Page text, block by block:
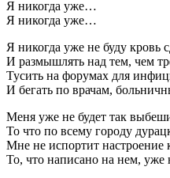
Я никогда уже…
Я никогда уже…
Я никогда уже не буду кровь
И размышлять над тем, чем
Тусить на форумах для
И бегать по врачам,
Меня уже не будет так
То что по всему городу
Мне не испортит настроение
То, что написано на нем, уже